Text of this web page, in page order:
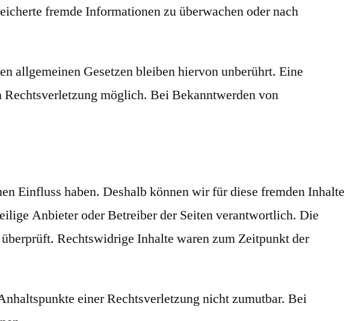
fremde Informationen zu überwachen oder nach
allgemeinen Gesetzen bleiben hiervon unberührt. Eine
möglich. Bei Bekanntwerden von
Einfluss haben. Deshalb können wir für diese fremden Inhalte
Anbieter oder Betreiber der Seiten verantwortlich. Die
Rechtswidrige Inhalte waren zum Zeitpunkt der
einer Rechtsverletzung nicht zumutbar. Bei